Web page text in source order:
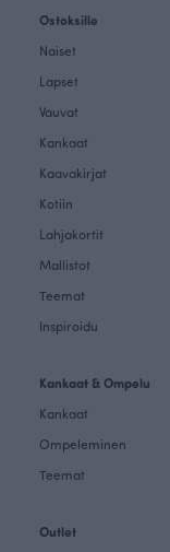
Ostoksille
Naiset
Lapset
Vauvat
Kankaat
Kaavakirjat
Kotiin
Lahjakortit
Mallistot
Teemat
Inspiroidu
Kankaat & Ompelu
Kankaat
Ompeleminen
Teemat
Outlet